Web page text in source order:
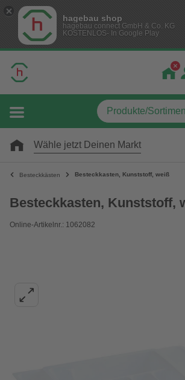
hagebau shop
hagebau connect GmbH & Co. KG
KOSTENLOS- In Google Play
Wähle jetzt Deinen Markt
Besteckkästen Besteckkasten, Kunststoff, weiß
Besteckkasten, Kunststoff,
Online-Artikelnr.: 1062082